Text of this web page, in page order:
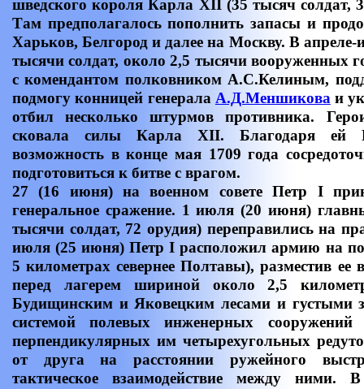
шведского короля Карла ХII (35 тысяч солдат,
Там предполагалось пополнить запасы и
Харьков, Белгород и далее на Москву. В
тысячи солдат, около 2,5 тысячи вооруженных
с комендантом полковником А.С.Келиным,
подмогу конницей генерала А.Д.Меншикова и
отбил несколько штурмов противника.
сковала силы Карла ХII. Благодаря ей
возможность в конце мая 1709 года
подготовиться к битве с врагом.
27 (16 июня) на военном совете Петр I
генеральное сражение. 1 июля (20 июня)
тысячи солдат, 72 орудия) переправились на
июля (25 июня) Петр I расположил армию на
5 километрах севернее Полтавы), разместив ее
перед лагерем шириной около 2,5
Будищинским и Яковецким лесами и густыми
системой полевых инженерных
перпендикулярных им четырехугольных
от друга на расстоянии ружейного
тактическое взаимодействие между ними.